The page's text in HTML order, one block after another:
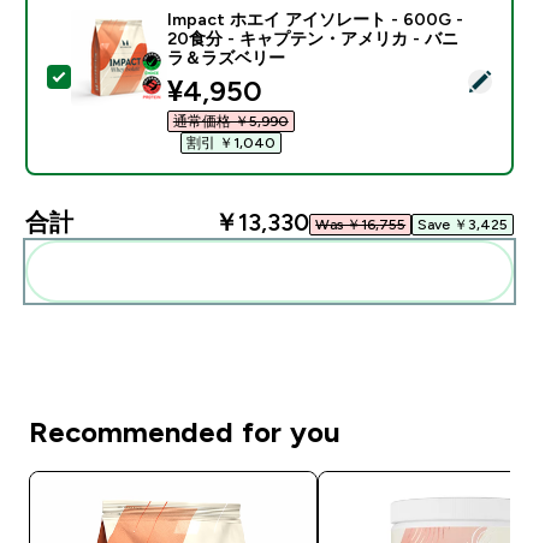
この商品を選択 - Impact ホエイ アイソレート -
Impact ホエイ アイソレート - 600G -
20食分 - キャプテン・アメリカ - バニ
ラ＆ラズベリー
discounted price
¥4,950‎
通常価格 ￥5,990‎
割引 ￥1,040‎
合計 ￥13,330‎ Was ￥16,755‎ Save ￥3,425‎
Recommended for you